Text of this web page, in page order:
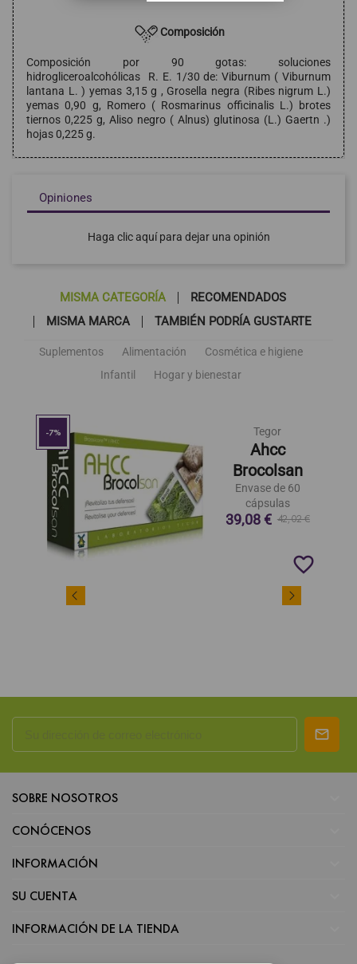
Composición
Composición por 90 gotas: soluciones
hidrogliceroalcohólicas R. E. 1/30 de: Viburnum ( Viburnum
lantana L. ) yemas 3,15 g , Grosella negra (Ribes nigrum L.)
yemas 0,90 g, Romero ( Rosmarinus officinalis L.) brotes
tiernos 0,225 g, Aliso negro ( Alnus) glutinosa (L.) Gaertn .)
hojas 0,225 g.
Opiniones
Haga clic aquí para dejar una opinión
MISMA CATEGORÍA
RECOMENDADOS
MISMA MARCA
TAMBIÉN PODRÍA GUSTARTE
Suplementos Alimentación
Cosmética e higiene
Infantil
Hogar y bienestar
-7% Tegor
Ahcc
Brocolsan
Envase de 60
cápsulas
39,08 € 42,02 €
favorite_border
SOBRE NOSOTROS
CONÓCENOS
INFORMACIÓN
SU CUENTA
INFORMACIÓN DE LA TIENDA